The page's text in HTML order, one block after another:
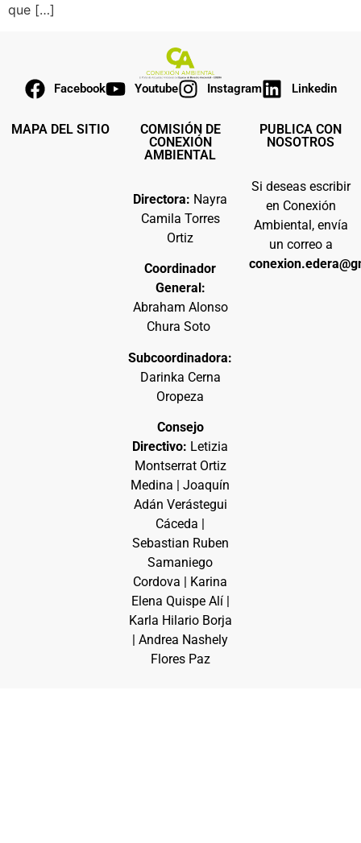
que […]
Facebook Youtube Instagram Linkedin
MAPA DEL SITIO
COMISIÓN DE
CONEXIÓN
AMBIENTAL
Directora: Nayra
Camila Torres
Ortiz
Coordinador
General:
Abraham Alonso
Chura Soto
Subcoordinadora:
Darinka Cerna
Oropeza
Consejo
Directivo: Letizia
Montserrat Ortiz
Medina | Joaquín
Adán Verástegui
Cáceda |
Sebastian Ruben
Samaniego
Cordova | Karina
Elena Quispe Alí |
Karla Hilario Borja
| Andrea Nashely
Flores Paz
PUBLICA CON
NOSOTROS
Si deseas escribir
en Conexión
Ambiental, envía
un correo a